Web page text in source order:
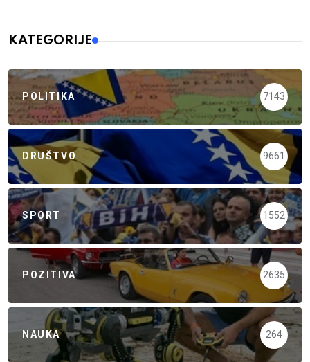
KATEGORIJE
POLITIKA 7143
DRUŠTVO 9661
SPORT 1552
POZITIVA 2635
NAUKA 264